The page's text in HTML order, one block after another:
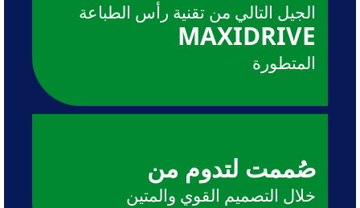
الجيل التالي من تقنية رأس الطباعة
MAXIDRIVE
المتطورة
صُممت لتدوم من
خلال التصميم القوي والمتين